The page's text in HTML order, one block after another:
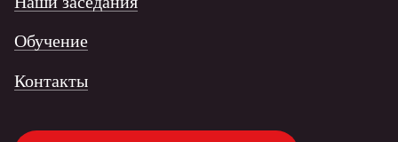
Обучение
Контакты